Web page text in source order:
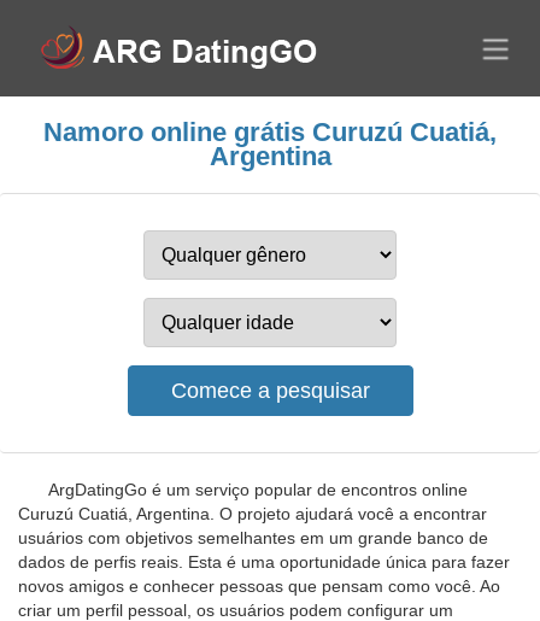
Namoro online grátis Curuzú Cuatiá,
Argentina
ArgDatingGo é um serviço popular de encontros online
Curuzú Cuatiá, Argentina. O projeto ajudará você a encontrar
usuários com objetivos semelhantes em um grande banco de
dados de perfis reais. Esta é uma oportunidade única para fazer
novos amigos e conhecer pessoas que pensam como você. Ao
criar um perfil pessoal, os usuários podem configurar um